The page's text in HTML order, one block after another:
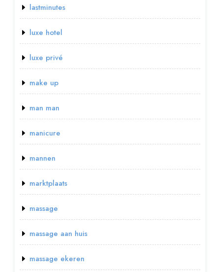
lastminutes
luxe hotel
luxe privé
make up
man man
manicure
mannen
marktplaats
massage
massage aan huis
massage ekeren